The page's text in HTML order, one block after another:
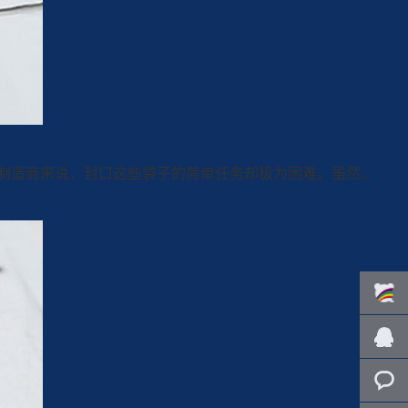
商来说，封口这些袋子的简单任务却极为困难。虽然...
百度客
在线咨